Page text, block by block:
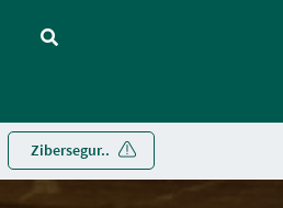
Vinculo - Buscar en la web
Zibersegur..